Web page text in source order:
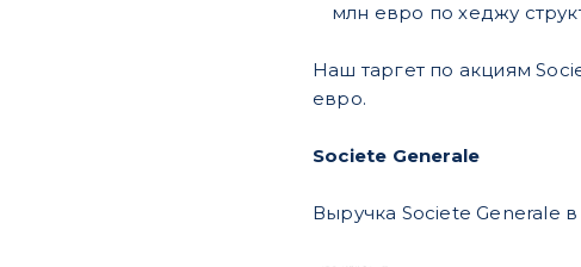
млн евро по хеджу
Наш таргет по акциям
евро.
Societe Generale
Выручка Societe Generale